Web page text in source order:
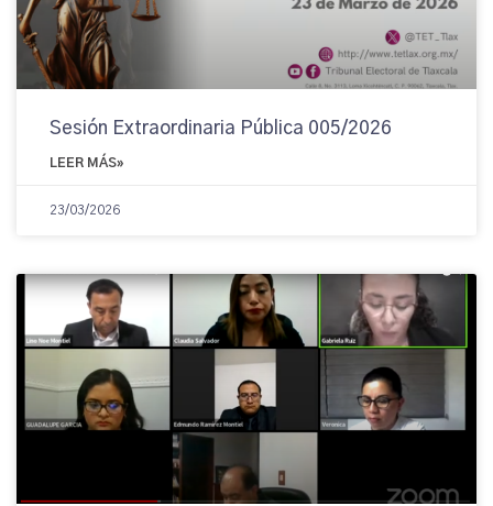
Sesión Extraordinaria Pública 005/2026
LEER MÁS»
23/03/2026